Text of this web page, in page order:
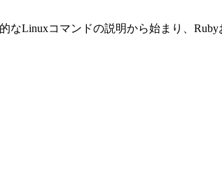
Linuxコマンドの説明から始まり、